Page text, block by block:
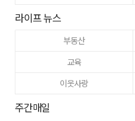
라이프 뉴스
부동산
교육
이웃사랑
주간매일